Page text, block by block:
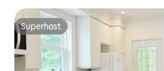
Superhost
Superhost